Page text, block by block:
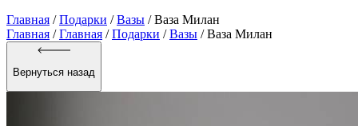
Главная / Подарки / Вазы / Ваза Милан
Главная /Главная /Подарки /Вазы / Ваза Милан
Вернуться назад